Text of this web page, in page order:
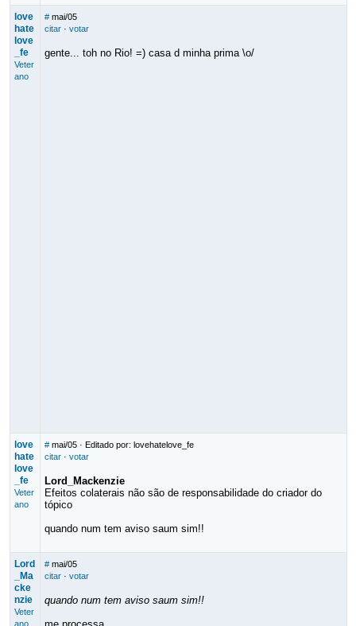
love
hate
love
_fe
Veter
ano
# mai/05
citar· votar
gente... toh no Rio! =) casa d minha prima \o/
love
hate
love
_fe
Veter
ano
# mai/05· Editado por: lovehatelove_fe
citar· votar
Lord_Mackenzie
Efeitos colaterais não são de responsabilidade do criador do
tópico
quando num tem aviso saum sim!!
Lord
_Ma
cke
nzie
Veter
ano
# mai/05
citar· votar
quando num tem aviso saum sim!!